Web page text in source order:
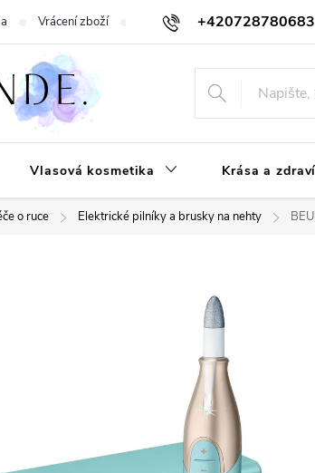
+420728780683
Vrácení zboží Hodnocení GDPR
Vlasová kosmetika Krása a zdraví
o ruce Elektrické pilníky a brusky na nehty